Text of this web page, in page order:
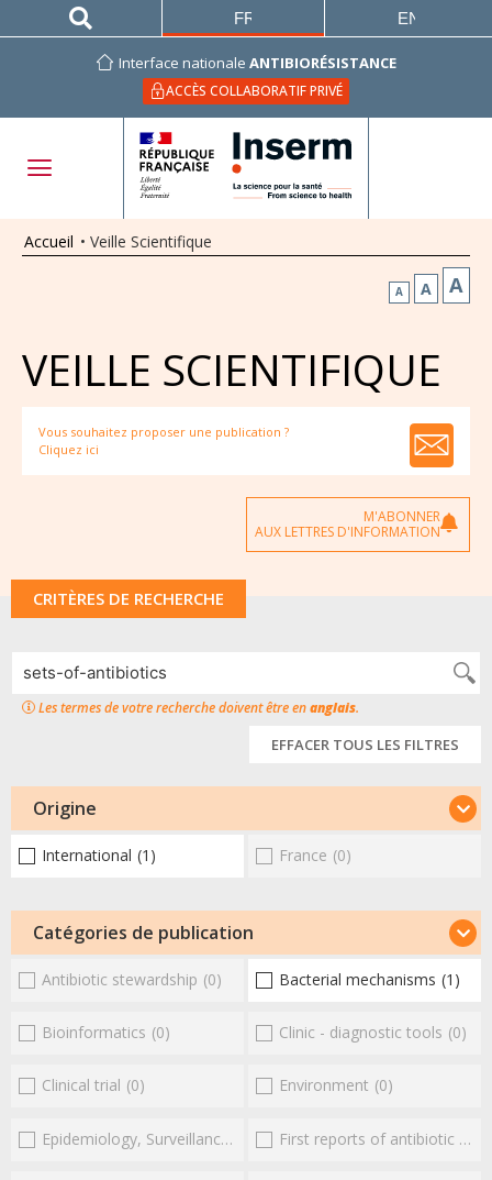
Interface nationale ANTIBIORÉSISTANCE
ACCÈS COLLABORATIF PRIVÉ
FRANÇAIS ENGLISH
Accueil • Veille Scientifique
A A A
VEILLE SCIENTIFIQUE
Vous souhaitez proposer une publication ?
Cliquez ici
M'ABONNER
AUX LETTRES D'INFORMATION
CRITÈRES DE RECHERCHE
Les termes de votre recherche doivent être enanglais.
EFFACER TOUS LES FILTRES
Origine
International (1) France (0)
Catégories de publication
Antibiotic stewardship (0) Bacterial mechanisms (1)
Bioinformatics (0) Clinic - diagnostic tools (0)
Clinical trial (0) Environment (0)
Epidemiology, Surveillance First reports of antibiotic resistance